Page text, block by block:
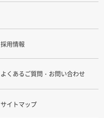
採用情報
よくあるご質問・お問い合わせ
サイトマップ